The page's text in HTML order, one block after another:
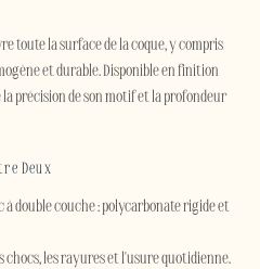
toute la surface de la coque, y compris
et durable. Disponible en finition
précision de son motif et la profondeur
Deux
double couche : polycarbonate rigide et
les rayures et l'usure quotidienne.